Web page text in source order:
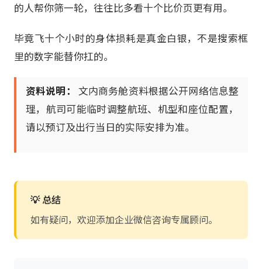
的人帮你筛一轮，往往比多看十个比价页更有用。
毕竟飞十个小时的身体损耗是真金白银，不是搜索框
里的数字能替你扛的。
资料说明：
文内商务舱资料根据公开网络信息整
理，航司可能临时调整航班、机型和座位配置，
请以预订及出行当日的实际安排为准。
💡 总结
如有疑问，欢迎添加企业微信咨询专属顾问。